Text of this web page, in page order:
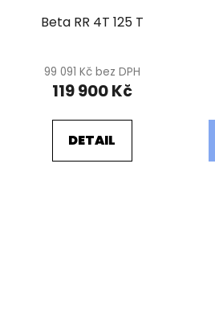
Beta RR 4T 125 T
99 091 Kč bez DPH
119 900 Kč
DETAIL